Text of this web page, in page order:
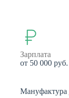
Зарплата
от 50 000 руб.